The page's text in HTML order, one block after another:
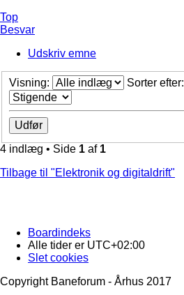
Top
Besvar
Udskriv emne
Visning: Sorter efter:
4 indlæg • Side 1 af 1
Tilbage til "Elektronik og digitaldrift"
Boardindeks
Alle tider er UTC+02:00
Slet cookies
Copyright Baneforum - Århus 2017